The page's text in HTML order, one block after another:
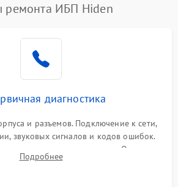
ремонта ИБП Hiden
диагностика
и разъемов. Подключение к сети,
звуковых сигналов и кодов ошибок.
и выходного напряжения. Оценка
основного питания без
Подробнее